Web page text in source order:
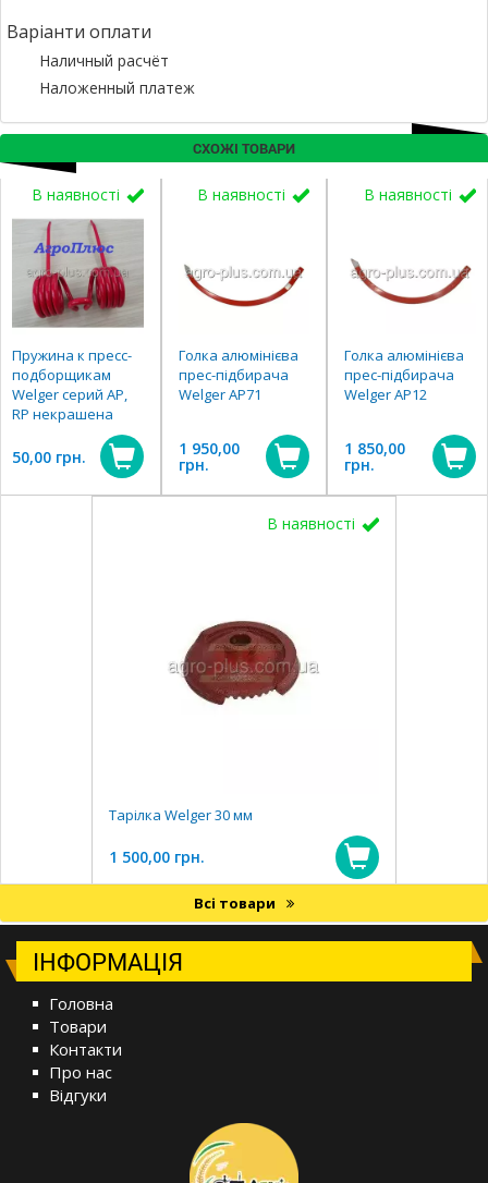
Варіанти оплати
Наличный расчёт
Наложенный платеж
СХОЖІ ТОВАРИ
В наявності
Пружина к пресс-
подборщикам
Welger серий AP,
RP некрашена
50,00 грн.
В наявності
Голка алюмінієва
прес-підбирача
Welger АР71
1 950,00
грн.
В наявності
Голка алюмінієва
прес-підбирача
Welger АР12
1 850,00
грн.
В наявності
Тарілка Welger 30 мм
1 500,00 грн.
Всі товари
ІНФОРМАЦІЯ
Головна
Товари
Контакти
Про нас
Відгуки